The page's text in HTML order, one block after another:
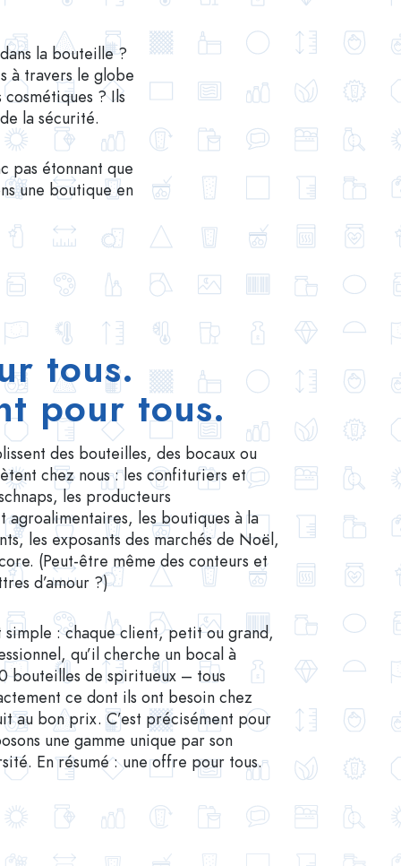
la bouteille ?
à travers le globe
? Ils
la sécurité.
pas étonnant que
une boutique en
tous.
pour tous.
des bouteilles, des bocaux ou
chez nous : les confituriers et
les producteurs
agroalimentaires, les boutiques à la
les exposants des marchés de Noël,
(Peut-être même des conteurs et
d’amour ?)
: chaque client, petit ou grand,
qu’il cherche un bocal à
bouteilles de spiritueux – tous
ce dont ils ont besoin chez
au bon prix. C’est précisément pour
une gamme unique par son
En résumé : une offre pour tous.